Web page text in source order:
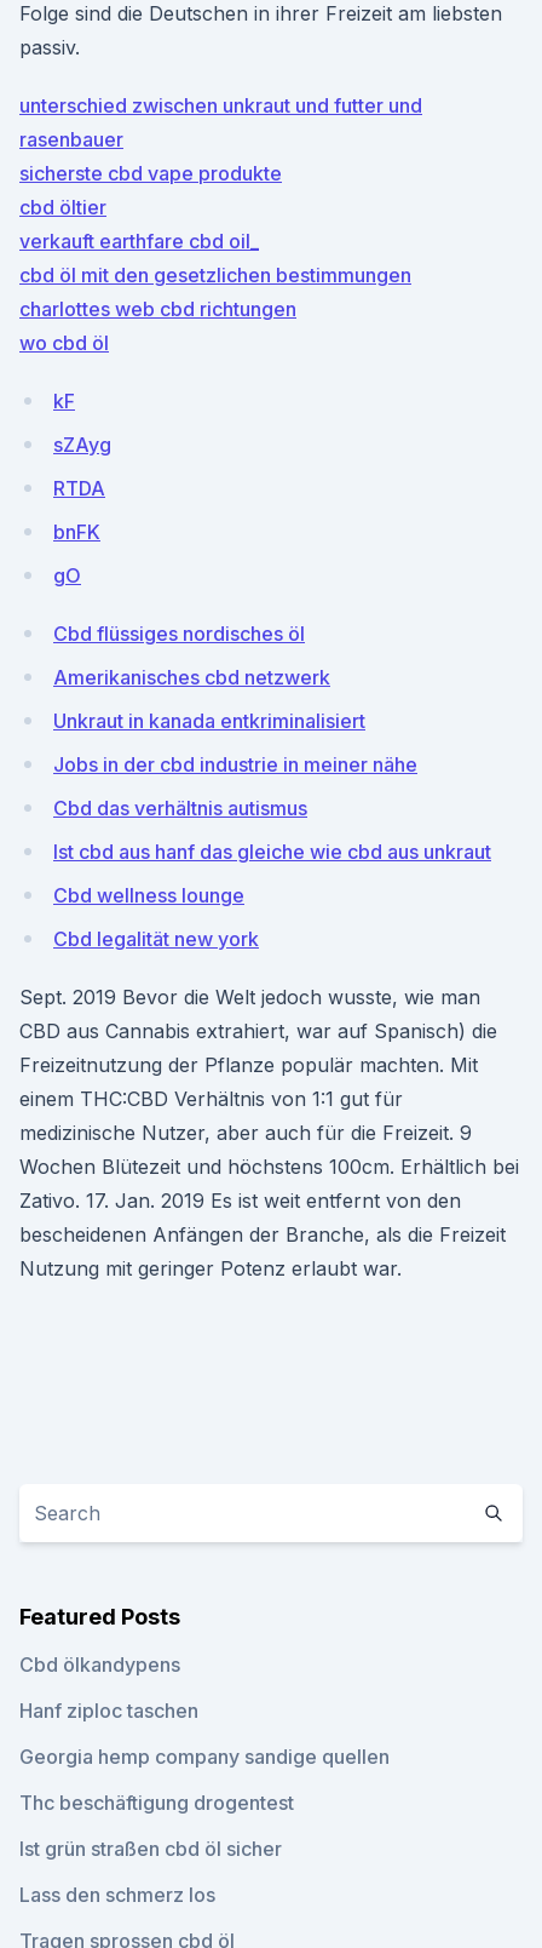
Folge sind die Deutschen in ihrer Freizeit am liebsten
passiv.
unterschied zwischen unkraut und futter und
rasenbauer
sicherste cbd vape produkte
cbd öltier
verkauft earthfare cbd oil_
cbd öl mit den gesetzlichen bestimmungen
charlottes web cbd richtungen
wo cbd öl
kF
sZAyg
RTDA
bnFK
gO
Cbd flüssiges nordisches öl
Amerikanisches cbd netzwerk
Unkraut in kanada entkriminalisiert
Jobs in der cbd industrie in meiner nähe
Cbd das verhältnis autismus
Ist cbd aus hanf das gleiche wie cbd aus unkraut
Cbd wellness lounge
Cbd legalität new york
Sept. 2019 Bevor die Welt jedoch wusste, wie man
CBD aus Cannabis extrahiert, war auf Spanisch) die
Freizeitnutzung der Pflanze populär machten. Mit
einem THC:CBD Verhältnis von 1:1 gut für
medizinische Nutzer, aber auch für die Freizeit. 9
Wochen Blütezeit und höchstens 100cm. Erhältlich bei
Zativo. 17. Jan. 2019 Es ist weit entfernt von den
bescheidenen Anfängen der Branche, als die Freizeit
Nutzung mit geringer Potenz erlaubt war.
Featured Posts
Cbd ölkandypens
Hanf ziploc taschen
Georgia hemp company sandige quellen
Thc beschäftigung drogentest
Ist grün straßen cbd öl sicher
Lass den schmerz los
Tragen sprossen cbd öl